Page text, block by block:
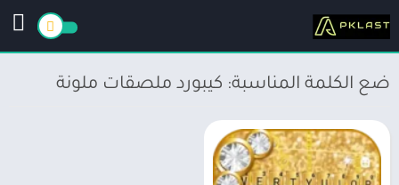
ضع الكلمة المناسبة: كيبورد ملصقات ملونة